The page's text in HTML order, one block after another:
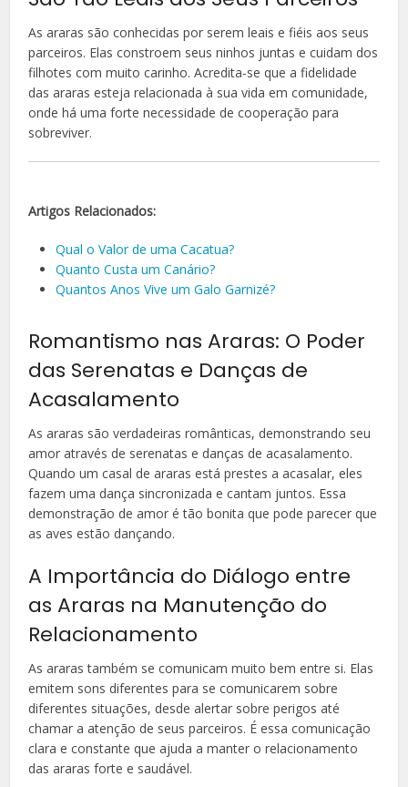
As araras são conhecidas por serem leais e fiéis aos seus
parceiros. Elas constroem seus ninhos juntas e cuidam dos
filhotes com muito carinho. Acredita-se que a fidelidade
das araras esteja relacionada à sua vida em comunidade,
onde há uma forte necessidade de cooperação para
sobreviver.
Artigos Relacionados:
Qual o Valor de uma Cacatua?
Quanto Custa um Canário?
Quantos Anos Vive um Galo Garnizé?
Romantismo nas Araras: O Poder
das Serenatas e Danças de
Acasalamento
As araras são verdadeiras românticas, demonstrando seu
amor através de serenatas e danças de acasalamento.
Quando um casal de araras está prestes a acasalar, eles
fazem uma dança sincronizada e cantam juntos. Essa
demonstração de amor é tão bonita que pode parecer que
as aves estão dançando.
A Importância do Diálogo entre
as Araras na Manutenção do
Relacionamento
As araras também se comunicam muito bem entre si. Elas
emitem sons diferentes para se comunicarem sobre
diferentes situações, desde alertar sobre perigos até
chamar a atenção de seus parceiros. É essa comunicação
clara e constante que ajuda a manter o relacionamento
das araras forte e saudável.